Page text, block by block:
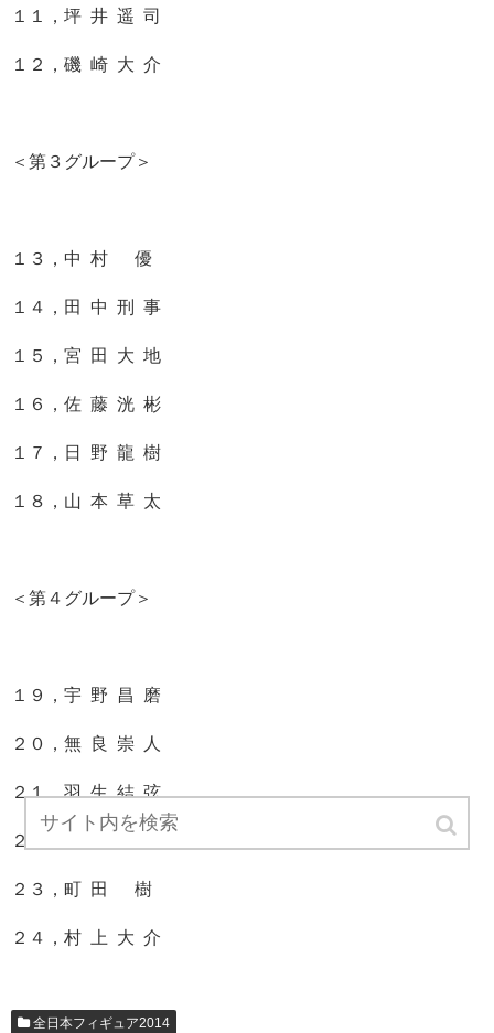
１１，坪 井 遥 司
１２，磯 崎 大 介
＜第３グループ＞
１３，中 村 優
１４，田 中 刑 事
１５，宮 田 大 地
１６，佐 藤 洸 彬
１７，日 野 龍 樹
１８，山 本 草 太
＜第４グループ＞
１９，宇 野 昌 磨
２０，無 良 崇 人
２１，羽 生 結 弦
２２，小 塚 崇 彦
２３，町 田 樹
２４，村 上 大 介
全日本フィギュア2014